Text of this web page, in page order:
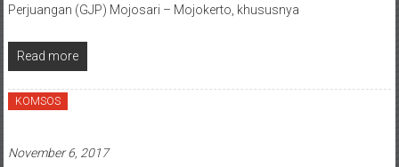
Perjuangan (GJP) Mojosari – Mojokerto, khususnya
Read more
KOMSOS
November 6, 2017